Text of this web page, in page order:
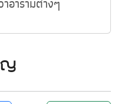
ารามต่างๆ